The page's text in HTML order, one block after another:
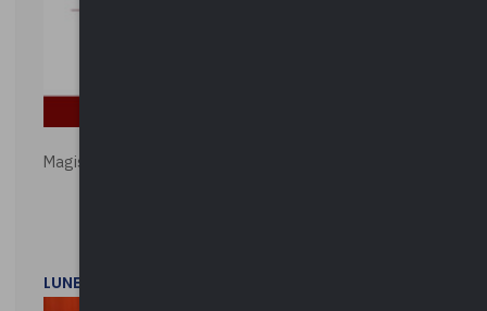
Magistratura e Costituzione. Le ragioni del SÌ e del NO
LUNEDì 1 DICEMBRE 2025